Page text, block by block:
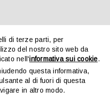
di terze parti, per
del nostro sito web da
nell'informativa sui cookie.
questa informativa,
al di fuori di questa
in altro modo.